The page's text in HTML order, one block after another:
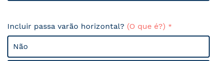
Incluir passa varão horizontal? (O que é?)
Não